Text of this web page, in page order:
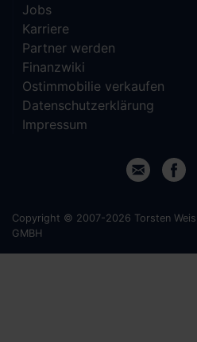
Jobs
Karriere
Partner werden
Finanzwiki
Ostimmobilie verkaufen
Datenschutzerklärung
Impressum
Copyright © 2007-2026 Torsten Weis,
GMBH